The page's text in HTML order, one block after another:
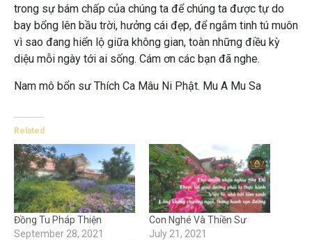
trong sự bám chấp của chúng ta để chúng ta được tự do
bay bổng lên bầu trời, hưởng cái đẹp, để ngắm tinh tú muôn
vì sao đang hiển lộ giữa không gian, toàn những điều kỳ
diệu mỗi ngày tới ai sống. Cám ơn các bạn đã nghe.
Nam mô bổn sư Thích Ca Mâu Ni Phật. Mu A Mu Sa
Related
Đồng Tu Pháp Thiện
September 28, 2021
Con Nghé Và Thiền Sư
July 21, 2021